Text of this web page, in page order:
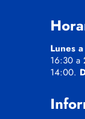
Lunes
16:30 a
14:00.